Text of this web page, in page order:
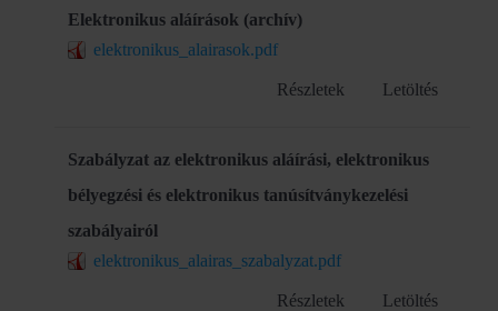
Elektronikus aláírások (archív)
elektronikus_alairasok.pdf
Letöltés
Részletek
Szabályzat az elektronikus aláírási, elektronikus
bélyegzési és elektronikus tanúsítványkezelési
szabályairól
elektronikus_alairas_szabalyzat.pdf
Letöltés
Részletek